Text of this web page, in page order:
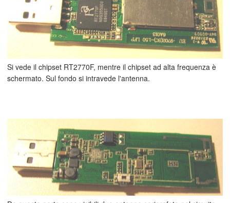
Si vede il chipset RT2770F, mentre il chipset ad alta frequenza è
schermato. Sul fondo si intravede l'antenna.